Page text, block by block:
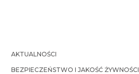
AKTUALNOŚCI
BEZPIECZEŃSTWO I JAKOŚĆ ŻYWNOŚCI